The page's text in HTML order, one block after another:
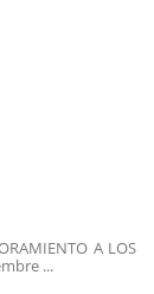
A LOS
...